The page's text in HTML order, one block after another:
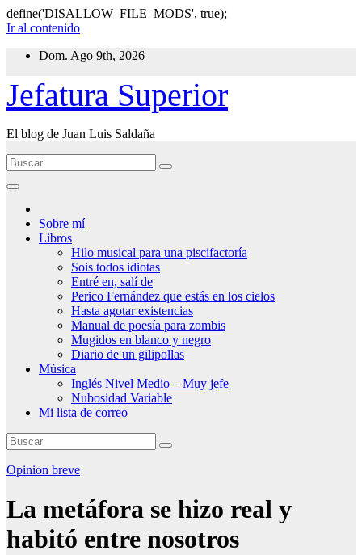
define('DISALLOW_FILE_MODS', true);
Ir al contenido
Dom. Ago 9th, 2026
Jefatura Superior
El blog de Juan Luis Saldaña
Sobre mí
Libros
Hilo musical para una piscifactoría
Sois todos idiotas
Entré en, salí de
Perico Fernández que estás en los cielos
Hasta agotar existencias
Manual de poesía para zombis
Mugidos en blanco y negro
Diario de un gilipollas
Música
Inglés Nivel Medio – Muy jefe
Nubosidad Variable
Mi lista de correo
Opinion breve
La metáfora se hizo real y
habitó entre nosotros